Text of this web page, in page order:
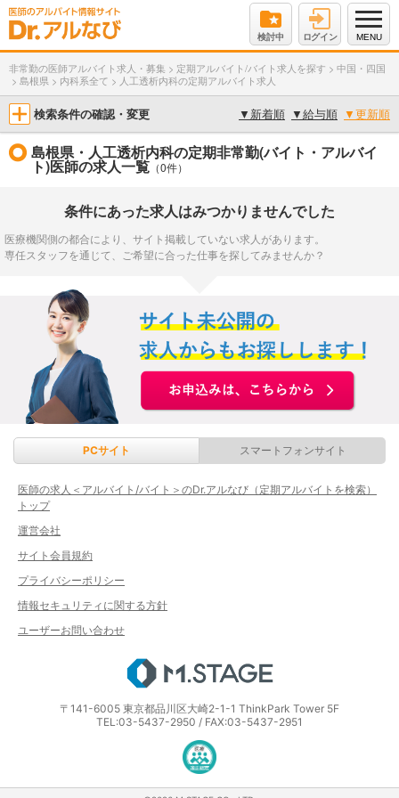
検討中 ログイン MENU
非常勤の医師アルバイト求人・募集 > 定期アルバイト/バイト求人を探す > 中国・四国
> 島根県 > 内科系全て > 人工透析内科の定期アルバイト求人
検索条件の確認・変更 ▼ 新着順 ▼給与順 ▼更新順
島根県・人工透析内科の定期非常勤(バイト・アルバイ
ト)医師の求人一覧 （0件）
条件にあった求人はみつかりませんでした
医療機関側の都合により、サイト掲載していない求人があります。
専任スタッフを通じて、ご希望に合った仕事を探してみませんか？
PCサイト スマートフォンサイト
医師の求人＜アルバイト/バイト＞のDr.アルなび（定期アルバイトを検索）
トップ
運営会社
サイト会員規約
プライバシーポリシー
情報セキュリティに関する方針
ユーザーお問い合わせ
〒141-6005 東京都品川区大崎2-1-1 ThinkPark Tower 5F
TEL:03-5437-2950 / FAX:03-5437-2951